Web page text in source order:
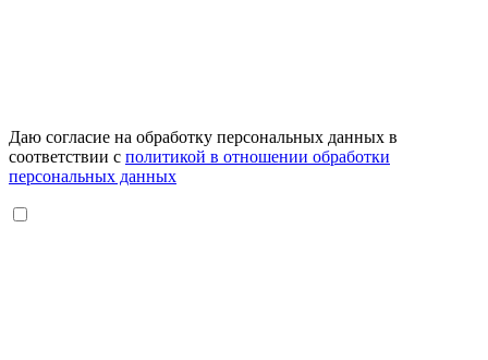
Даю согласие на обработку персональных данных в
соответствии с политикой в отношении обработки
персональных данных